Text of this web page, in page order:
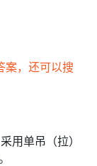
案，还可以搜
用单吊（拉）